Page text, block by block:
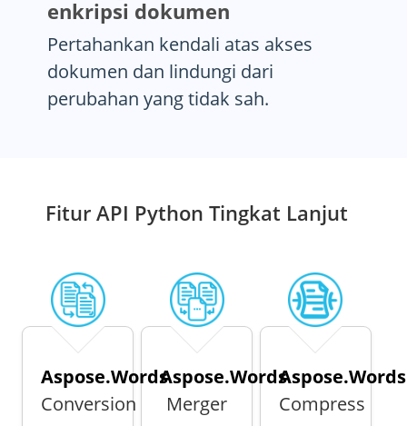
enkripsi dokumen
Pertahankan kendali atas akses
dokumen dan lindungi dari
perubahan yang tidak sah.
Fitur API Python Tingkat Lanjut
Aspose.Words
Conversion
Aspose.Words
Merger
Aspose.Words
Compress